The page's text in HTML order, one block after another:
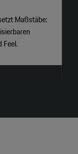
Maßstäbe: